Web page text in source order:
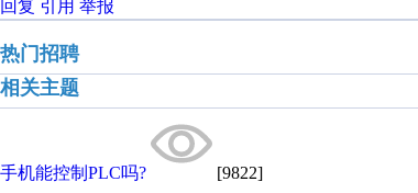
回复 引用 举报
热门招聘
相关主题
手机能控制PLC吗? [9822]